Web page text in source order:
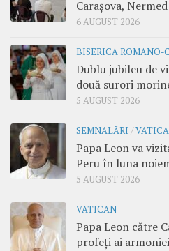
Carașova,
6 AUGUST 2026
BISERICA ROMANO-
Dublu jubileu de
două surori
5 AUGUST 2026
SEMNALĂRI /
Papa Leon va
Peru în luna
5 AUGUST 2026
VATICAN
Papa Leon către
profeți ai